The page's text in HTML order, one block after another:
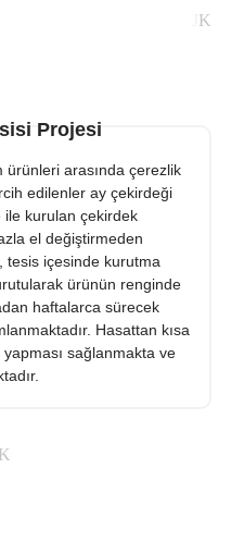
Projesi
ürünleri arasında çerezlik
edilenler ay çekirdeği
ile kurulan çekirdek
el değiştirmeden
tesis içesinde kurutma
ürünün renginde
haftalarca sürecek
Hasattan kısa
sağlanmakta ve